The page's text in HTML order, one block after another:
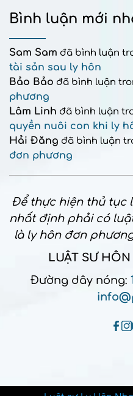
Bình luận mới
Sam Sam đã bình luận
tài sản sau ly hôn
Bảo Bảo đã bình luận
phương
Lâm Linh đã bình luận
quyền nuôi con khi ly
Hải Đăng đã bình luận
đơn phương
Để thực hiện thủ tục
nhất định phải có
là ly hôn đơn
LUẬT SƯ
Đường dây nóng: